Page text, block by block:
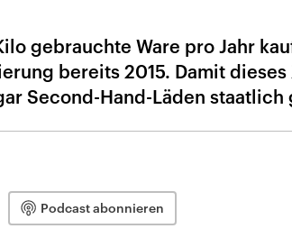
gebrauchte Ware pro Jahr
bereits 2015. Damit
Second-Hand-Läden
Podcast abonnieren